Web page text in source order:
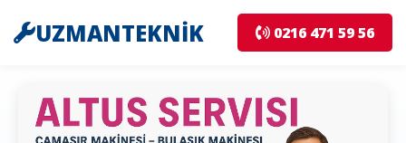
UZMANTEKNİK 0216 471 59 56